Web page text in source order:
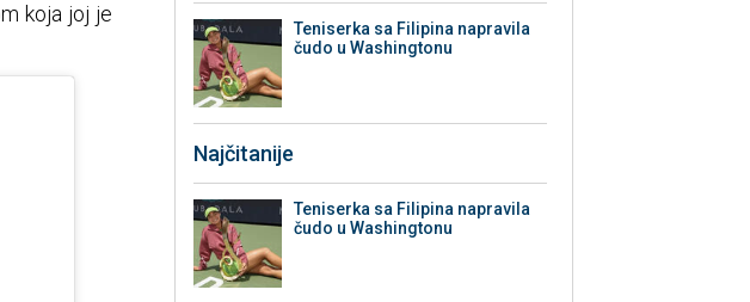
koja joj je
Teniserka sa Filipina napravila
čudo u Washingtonu
Najčitanije
Teniserka sa Filipina napravila
čudo u Washingtonu